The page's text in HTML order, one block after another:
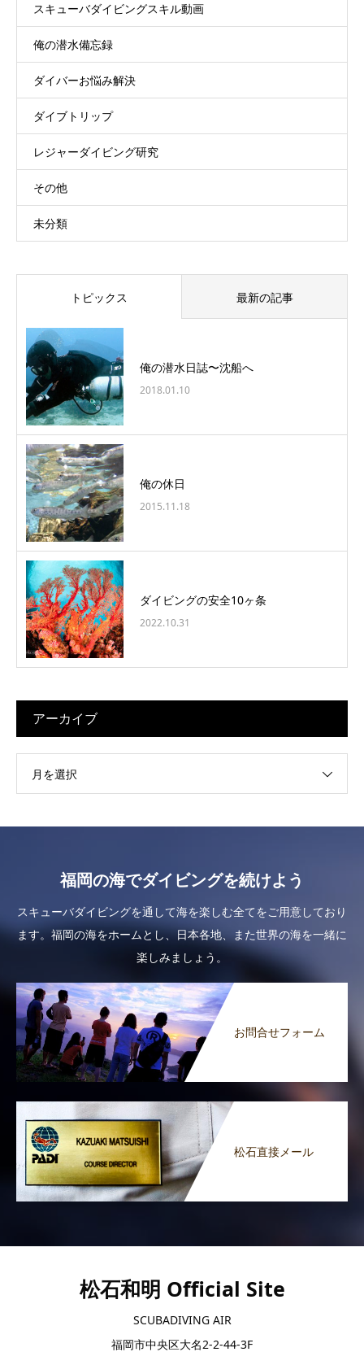
スキューバダイビングスキル動画
俺の潜水備忘録
ダイバーお悩み解決
ダイブトリップ
レジャーダイビング研究
その他
未分類
トピックス 最新の記事
俺の潜水日誌〜沈船へ
2018.01.10
俺の休日
2015.11.18
ダイビングの安全10ヶ条
2022.10.31
アーカイブ
月を選択
福岡の海でダイビングを続けよう
スキューバダイビングを通して海を楽しむ全てをご用意しており
ます。福岡の海をホームとし、日本各地、また世界の海を一緒に
楽しみましょう。
お問合せフォーム
松石直接メール
松石和明 Official Site
SCUBADIVING AIR
福岡市中央区大名2-2-44-3F